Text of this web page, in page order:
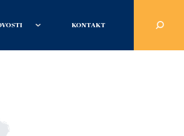
KONTAKT